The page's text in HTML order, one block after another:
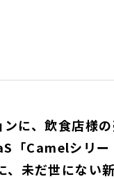
に、飲食店様
「Camelシリー
、未だ世にない